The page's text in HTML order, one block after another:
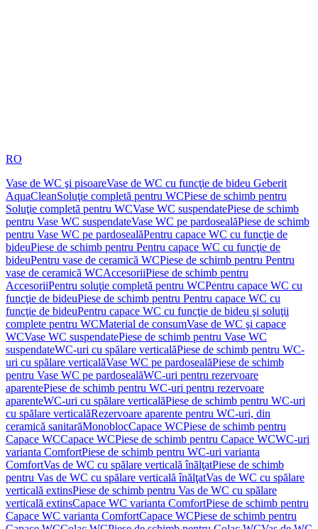
RO
Vase de WC şi pisoareVase de WC cu funcţie de bideu Geberit
AquaCleanSoluţie completă pentru WCPiese de schimb pentru
Soluţie completă pentru WCVase WC suspendatePiese de schimb
pentru Vase WC suspendateVase WC pe pardosealăPiese de schimb
pentru Vase WC pe pardosealăPentru capace WC cu funcţie de
bideuPiese de schimb pentru Pentru capace WC cu funcţie de
bideuPentru vase de ceramică WCPiese de schimb pentru Pentru
vase de ceramică WCAccesoriiPiese de schimb pentru
AccesoriiPentru soluţie completă pentru WCPentru capace WC cu
funcţie de bideuPiese de schimb pentru Pentru capace WC cu
funcţie de bideuPentru capace WC cu funcţie de bideu şi soluţii
complete pentru WCMaterial de consumVase de WC şi capace
WCVase WC suspendatePiese de schimb pentru Vase WC
suspendateWC-uri cu spălare verticalăPiese de schimb pentru WC-
uri cu spălare verticalăVase WC pe pardosealăPiese de schimb
pentru Vase WC pe pardosealăWC-uri pentru rezervoare
aparentePiese de schimb pentru WC-uri pentru rezervoare
aparenteWC-uri cu spălare verticalăPiese de schimb pentru WC-uri
cu spălare verticalăRezervoare aparente pentru WC-uri, din
ceramică sanitarăMonoblocCapace WCPiese de schimb pentru
Capace WCCapace WCPiese de schimb pentru Capace WCWC-uri
varianta ComfortPiese de schimb pentru WC-uri varianta
ComfortVas de WC cu spălare verticală înălţatPiese de schimb
pentru Vas de WC cu spălare verticală înălţatVas de WC cu spălare
verticală extinsPiese de schimb pentru Vas de WC cu spălare
verticală extinsCapace WC varianta ComfortPiese de schimb pentru
Capace WC varianta ComfortCapace WCPiese de schimb pentru